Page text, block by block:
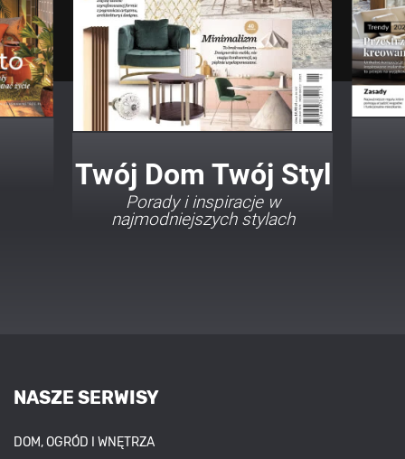
Twój Dom Twój Styl
Porady i inspiracje w
najmodniejszych stylach
NASZE SERWISY
DOM, OGRÓD I WNĘTRZA